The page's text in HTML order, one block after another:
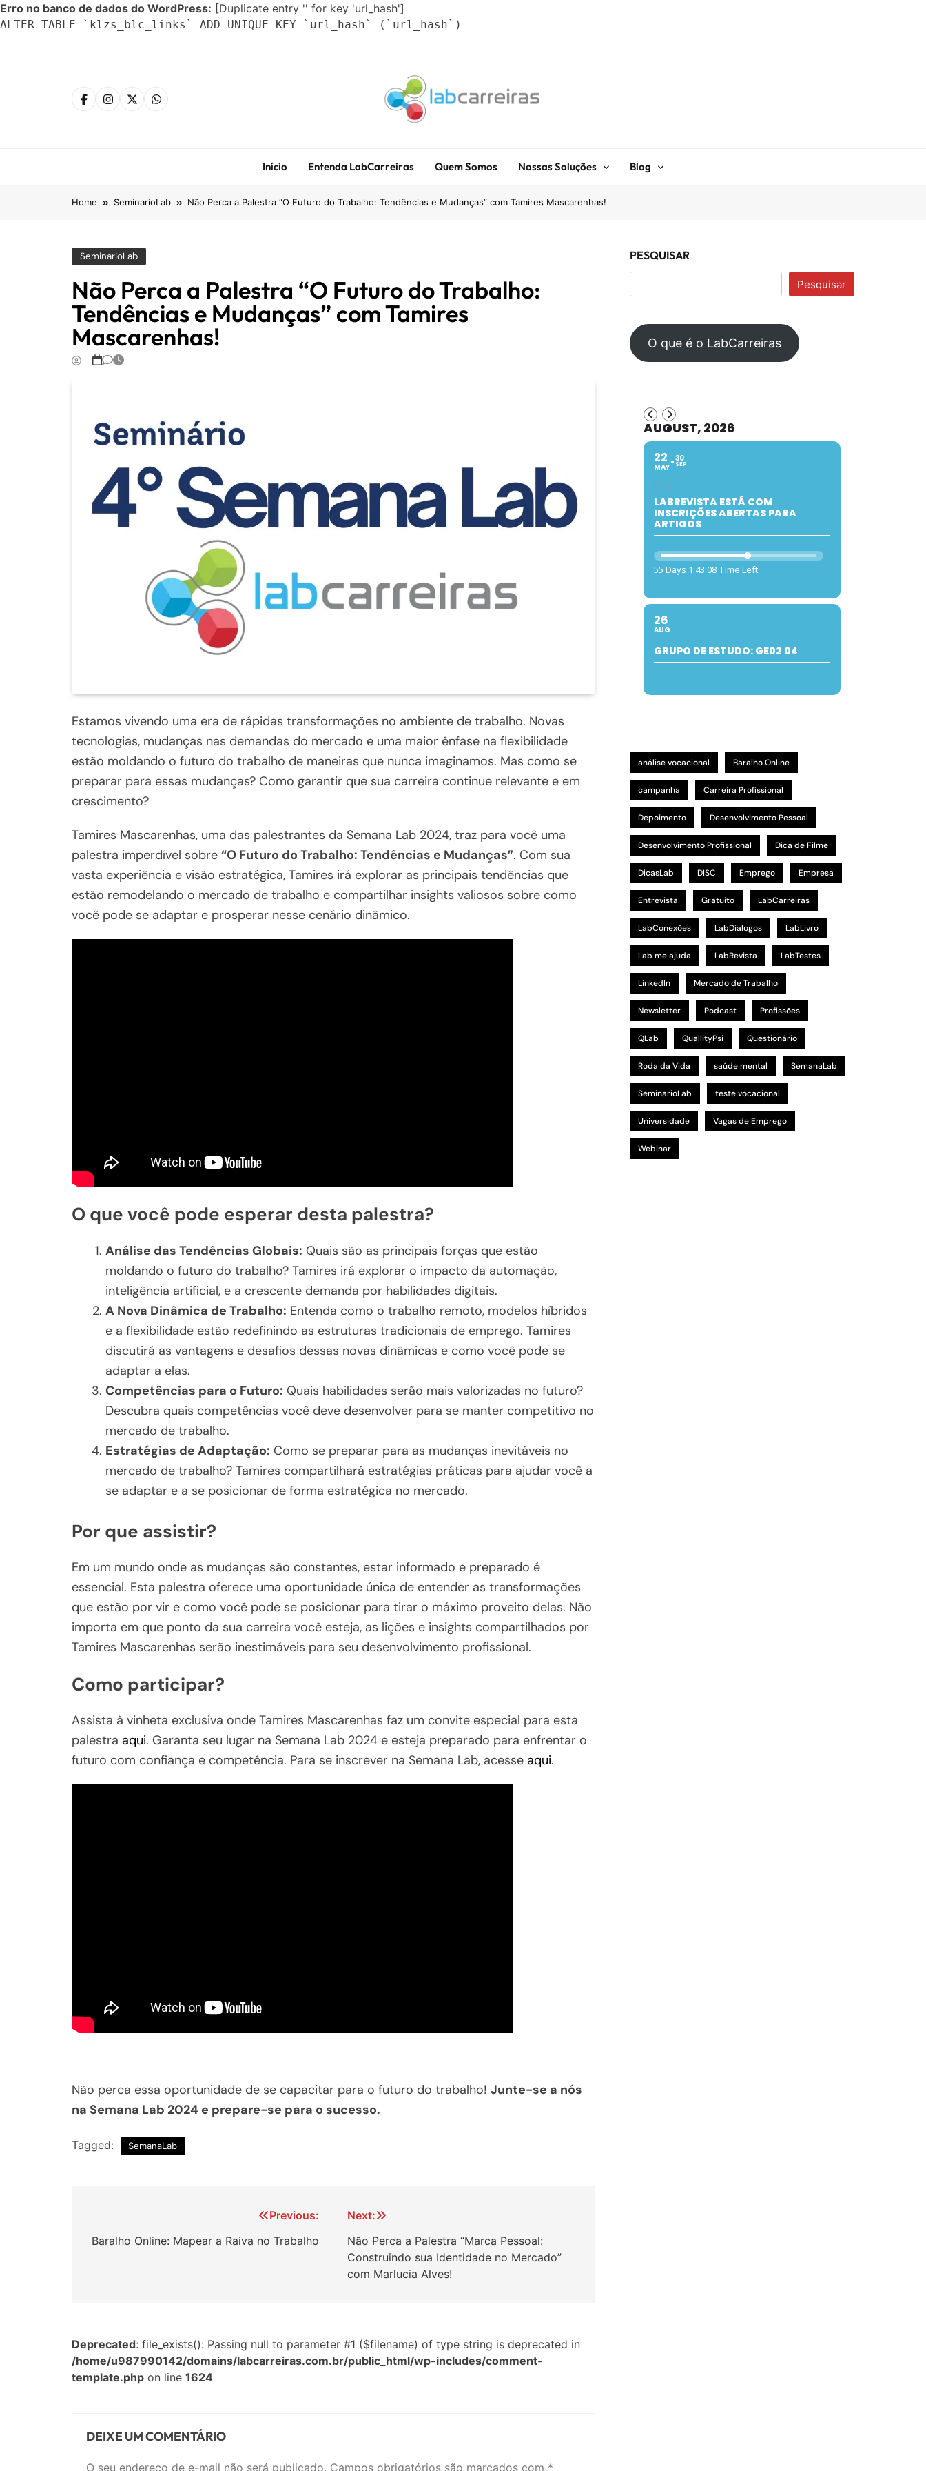
Erro no banco de dados do WordPress: [Duplicate entry '' for key 'url_hash']
ALTER TABLE `klzs_blc_links` ADD UNIQUE KEY `url_hash` (`url_hash`)
Início Entenda LabCarreiras Quem Somos Nossas Soluções Blog
Home SeminarioLab Não Perca a Palestra “O Futuro do Trabalho: Tendências e Mudanças” com Tamires Mascarenhas!
SeminarioLab
Não Perca a Palestra “O Futuro do Trabalho:
Tendências e Mudanças” com Tamires
Mascarenhas!
Estamos vivendo uma era de rápidas transformações no ambiente de trabalho. Novas
tecnologias, mudanças nas demandas do mercado e uma maior ênfase na flexibilidade
estão moldando o futuro do trabalho de maneiras que nunca imaginamos. Mas como se
preparar para essas mudanças? Como garantir que sua carreira continue relevante e em
crescimento?
Tamires Mascarenhas, uma das palestrantes da Semana Lab 2024, traz para você uma
palestra imperdível sobre “O Futuro do Trabalho: Tendências e Mudanças”. Com sua
vasta experiência e visão estratégica, Tamires irá explorar as principais tendências que
estão remodelando o mercado de trabalho e compartilhar insights valiosos sobre como
você pode se adaptar e prosperar nesse cenário dinâmico.
O que você pode esperar desta palestra?
Análise das Tendências Globais: Quais são as principais forças que estão
moldando o futuro do trabalho? Tamires irá explorar o impacto da automação,
inteligência artificial, e a crescente demanda por habilidades digitais.
A Nova Dinâmica de Trabalho: Entenda como o trabalho remoto, modelos híbridos
e a flexibilidade estão redefinindo as estruturas tradicionais de emprego. Tamires
discutirá as vantagens e desafios dessas novas dinâmicas e como você pode se
adaptar a elas.
Competências para o Futuro: Quais habilidades serão mais valorizadas no futuro?
Descubra quais competências você deve desenvolver para se manter competitivo no
mercado de trabalho.
Estratégias de Adaptação: Como se preparar para as mudanças inevitáveis no
mercado de trabalho? Tamires compartilhará estratégias práticas para ajudar você a
se adaptar e a se posicionar de forma estratégica no mercado.
Por que assistir?
Em um mundo onde as mudanças são constantes, estar informado e preparado é
essencial. Esta palestra oferece uma oportunidade única de entender as transformações
que estão por vir e como você pode se posicionar para tirar o máximo proveito delas. Não
importa em que ponto da sua carreira você esteja, as lições e insights compartilhados por
Tamires Mascarenhas serão inestimáveis para seu desenvolvimento profissional.
Como participar?
Assista à vinheta exclusiva onde Tamires Mascarenhas faz um convite especial para esta
palestra aqui. Garanta seu lugar na Semana Lab 2024 e esteja preparado para enfrentar o
futuro com confiança e competência. Para se inscrever na Semana Lab, acesse aqui.
Não perca essa oportunidade de se capacitar para o futuro do trabalho! Junte-se a nós
na Semana Lab 2024 e prepare-se para o sucesso.
Tagged: SemanaLab
de
Previous:
Baralho Online: Mapear a Raiva no Trabalho
Next:
Não Perca a Palestra “Marca Pessoal:
Construindo sua Identidade no Mercado”
com Marlucia Alves!
Deprecated: file_exists(): Passing null to parameter #1 ($filename) of type string is deprecated in
/home/u987990142/domains/labcarreiras.com.br/public_html/wp-includes/comment-
template.php on line 1624
DEIXE UM COMENTÁRIO
O seu endereço de e-mail não será publicado. Campos obrigatórios são marcados com *
PESQUISAR
Pesquisar
O que é o LabCarreiras
AUGUST, 2026
22
MAY
30
SEP
LABREVISTA ESTÁ COM
INSCRIÇÕES ABERTAS PARA
ARTIGOS
55 Days 1:43:07 Time Left
26
AUG
GRUPO DE ESTUDO: GE02 04
análise vocacional Baralho Online
campanha Carreira Profissional
Depoimento Desenvolvimento Pessoal
Desenvolvimento Profissional Dica de Filme
DicasLab DISC Emprego Empresa
Entrevista Gratuito LabCarreiras
LabConexões LabDialogos LabLivro
Lab me ajuda LabRevista LabTestes
LinkedIn Mercado de Trabalho
Newsletter Podcast Profissões
QLab QuallityPsi Questionário
Roda da Vida saúde mental SemanaLab
SeminarioLab teste vocacional
Universidade Vagas de Emprego
Webinar